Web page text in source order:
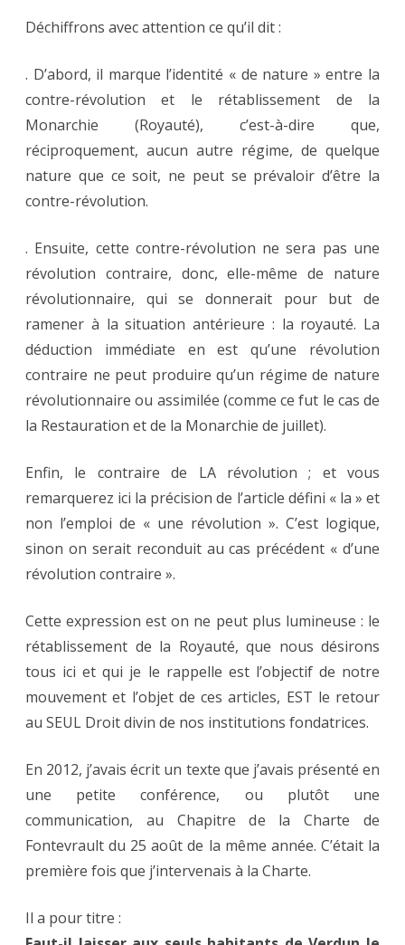
Déchiffrons avec attention ce qu’il dit :
. D’abord, il marque l’identité « de nature » entre la
contre-révolution et le rétablissement de la
Monarchie (Royauté), c’est-à-dire que,
réciproquement, aucun autre régime, de quelque
nature que ce soit, ne peut se prévaloir d’être la
contre-révolution.
. Ensuite, cette contre-révolution ne sera pas une
révolution contraire, donc, elle-même de nature
révolutionnaire, qui se donnerait pour but de
ramener à la situation antérieure : la royauté. La
déduction immédiate en est qu’une révolution
contraire ne peut produire qu’un régime de nature
révolutionnaire ou assimilée (comme ce fut le cas de
la Restauration et de la Monarchie de juillet).
Enfin, le contraire de LA révolution ; et vous
remarquerez ici la précision de l’article défini « la » et
non l’emploi de « une révolution ». C’est logique,
sinon on serait reconduit au cas précédent « d’une
révolution contraire ».
Cette expression est on ne peut plus lumineuse : le
rétablissement de la Royauté, que nous désirons
tous ici et qui je le rappelle est l’objectif de notre
mouvement et l’objet de ces articles, EST le retour
au SEUL Droit divin de nos institutions fondatrices.
En 2012, j’avais écrit un texte que j’avais présenté en
une petite conférence, ou plutôt une
communication, au Chapitre de la Charte de
Fontevrault du 25 août de la même année. C’était la
première fois que j’intervenais à la Charte.
Il a pour titre :